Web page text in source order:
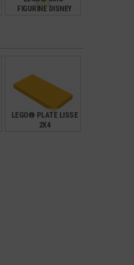
FIGURINE DISNEY
LEGO® PLATE LISSE
2X4